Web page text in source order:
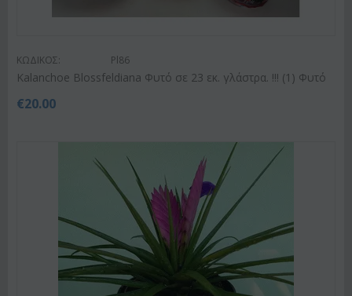
ΚΩΔΙΚΟΣ: Pl86
Kalanchoe Blossfeldiana Φυτό σε 23 εκ. γλάστρα. !!! (1) Φυτό
€20.00